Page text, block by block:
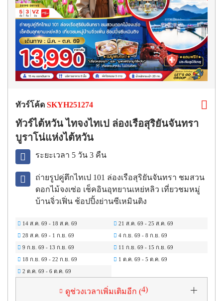
ทัวร์โค้ด SKYH251274
ทัวร์ไต้หวัน ไทจงไทเป ล่องเรือสุริยันจันทรา
บูราโน่แห่งไต้หวัน
ระยะเวลา 5 วัน 3 คืน
ถ่ายรูปคู่ตึกไทเป 101 ล่องเรือสุริยันจันทรา ชมสวน
ดอกไม้จงเซ่อ เช็คอินอุทยานเหย่หลิว เที่ยวชมหมู่
บ้านจิ่วเฟิ่น ช้อปปิ้งย่านซีเหมินติง
14 ส.ค. 69 - 18 ส.ค. 69 21 ส.ค. 69 - 25 ส.ค. 69
28 ส.ค. 69 - 1 ก.ย. 69 4 ก.ย. 69 - 8 ก.ย. 69
9 ก.ย. 69 - 13 ก.ย. 69 11 ก.ย. 69 - 15 ก.ย. 69
18 ก.ย. 69 - 22 ก.ย. 69 1 ต.ค. 69 - 5 ต.ค. 69
2 ต.ค. 69 - 6 ต.ค. 69
ดูช่วงเวลาเพิ่มเติมอีก (4)